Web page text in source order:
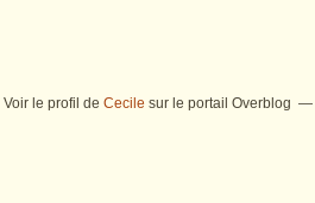
Voir le profil de Cecile sur le portail Overblog